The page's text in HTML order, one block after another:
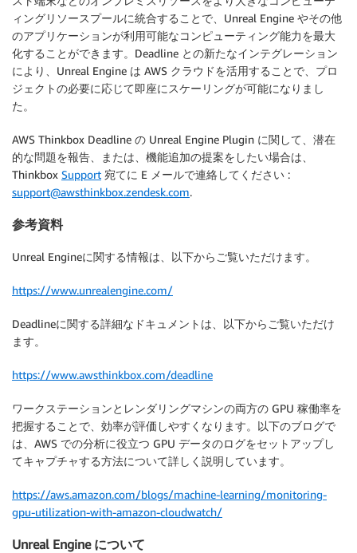
ィングリソースプールに統合することで、Unreal Engine やその他
のアプリケーションが利用可能なコンピューティング能力を最大
化することができます。Deadline との新たなインテグレーション
により、Unreal Engine は AWS クラウドを活用することで、プロ
ジェクトの必要に応じて即座にスケーリングが可能になりまし
た。
AWS Thinkbox Deadline の Unreal Engine Plugin に関して、潜在
的な問題を報告、または、機能追加の提案をしたい場合は、
Thinkbox Support 宛てに E メールで連絡してください :
support@awsthinkbox.zendesk.com.
参考資料
Unreal Engineに関する情報は、以下からご覧いただけます。
https://www.unrealengine.com/
Deadlineに関する詳細なドキュメントは、以下からご覧いただけ
ます。
https://www.awsthinkbox.com/deadline
ワークステーションとレンダリングマシンの両方の GPU 稼働率を
把握することで、効率が評価しやすくなります。以下のブログで
は、AWS での分析に役立つ GPU データのログをセットアップし
てキャプチャする方法について詳しく説明しています。
https://aws.amazon.com/blogs/machine-learning/monitoring-
gpu-utilization-with-amazon-cloudwatch/
Unreal Engine について